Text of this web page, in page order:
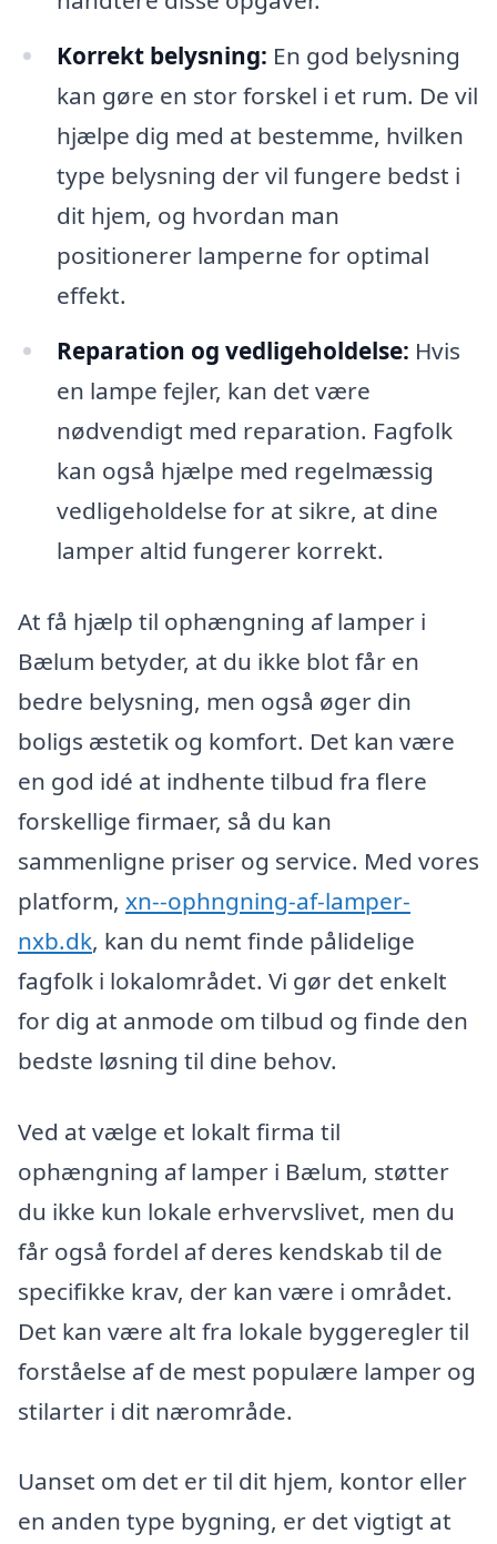
Korrekt belysning: En god belysning
kan gøre en stor forskel i et rum. De vil
hjælpe dig med at bestemme, hvilken
type belysning der vil fungere bedst i
dit hjem, og hvordan man
positionerer lamperne for optimal
effekt.
Reparation og vedligeholdelse: Hvis
en lampe fejler, kan det være
nødvendigt med reparation. Fagfolk
kan også hjælpe med regelmæssig
vedligeholdelse for at sikre, at dine
lamper altid fungerer korrekt.
At få hjælp til ophængning af lamper i
Bælum betyder, at du ikke blot får en
bedre belysning, men også øger din
boligs æstetik og komfort. Det kan være
en god idé at indhente tilbud fra flere
forskellige firmaer, så du kan
sammenligne priser og service. Med vores
platform, xn--ophngning-af-lamper-
nxb.dk, kan du nemt finde pålidelige
fagfolk i lokalområdet. Vi gør det enkelt
for dig at anmode om tilbud og finde den
bedste løsning til dine behov.
Ved at vælge et lokalt firma til
ophængning af lamper i Bælum, støtter
du ikke kun lokale erhvervslivet, men du
får også fordel af deres kendskab til de
specifikke krav, der kan være i området.
Det kan være alt fra lokale byggeregler til
forståelse af de mest populære lamper og
stilarter i dit nærområde.
Uanset om det er til dit hjem, kontor eller
en anden type bygning, er det vigtigt at